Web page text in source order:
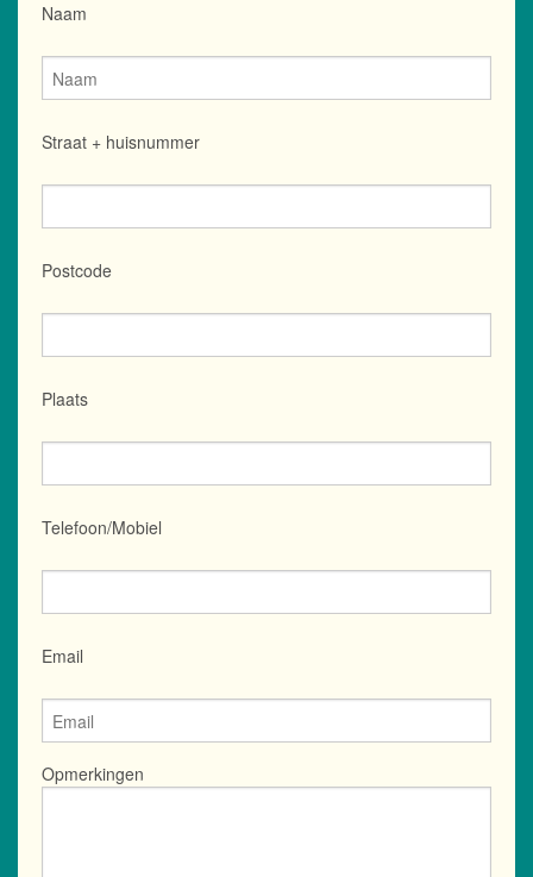
Naam
Straat + huisnummer
Postcode
Plaats
Telefoon/Mobiel
Email
Opmerkingen